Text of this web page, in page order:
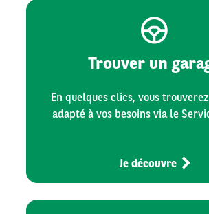
Trouver un
En quelques clics, vous
adapté à vos besoins via le
Je découvre